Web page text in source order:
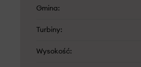
Gmina
Turbiny
Wysokość